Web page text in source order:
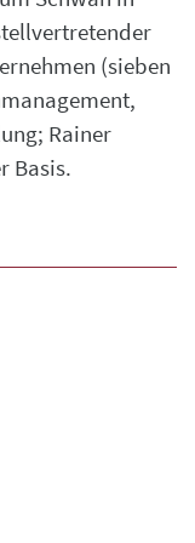
(sieben
Rainer
Basis.